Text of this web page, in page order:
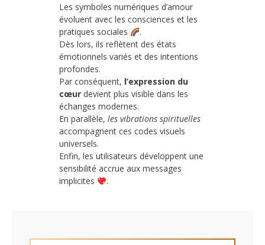
Les symboles numériques d’amour
évoluent avec les consciences et les
pratiques sociales
.
Dès lors, ils reflètent des états
émotionnels variés et des intentions
profondes.
Par conséquent, l’expression du
cœur devient plus visible dans les
échanges modernes.
En parallèle, les vibrations spirituelles
accompagnent ces codes visuels
universels.
Enfin, les utilisateurs développent une
sensibilité accrue aux messages
implicites
.